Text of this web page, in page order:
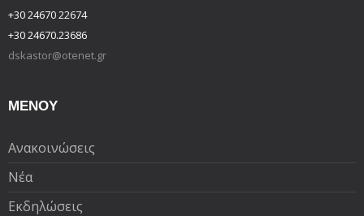
+30 24670 22674
+30 24670.23686
dskastor@otenet.gr
ΜΕΝΟΥ
Ανακοινώσεις
Νέα
Εκδηλώσεις